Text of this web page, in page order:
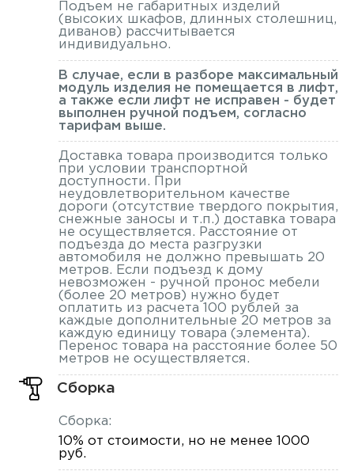
Подъем не габаритных изделий
(высоких шкафов, длинных столешниц,
диванов) рассчитывается
индивидуально.
В случае, если в разборе максимальный
модуль изделия не помещается в лифт,
а также если лифт не исправен - будет
выполнен ручной подъем, согласно
тарифам выше.
Доставка товара производится только
при условии транспортной
доступности. При
неудовлетворительном качестве
дороги (отсутствие твердого покрытия,
снежные заносы и т.п.) доставка товара
не осуществляется. Расстояние от
подъезда до места разгрузки
автомобиля не должно превышать 20
метров. Если подъезд к дому
невозможен - ручной пронос мебели
(более 20 метров) нужно будет
оплатить из расчета 100 рублей за
каждые дополнительные 20 метров за
каждую единицу товара (элемента).
Перенос товара на расстояние более 50
метров не осуществляется.
Сборка
Сборка:
10% от стоимости, но не менее 1000
руб.